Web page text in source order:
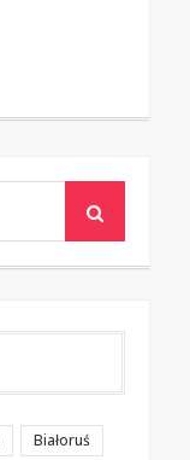
Białoruś